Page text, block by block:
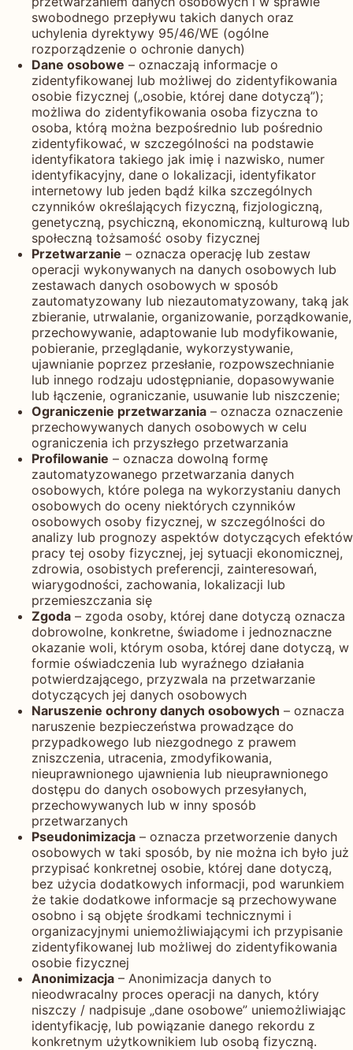
swobodnego przepływu takich danych oraz
uchylenia dyrektywy 95/46/WE (ogólne
rozporządzenie o ochronie danych)
Dane osobowe – oznaczają informacje o
zidentyfikowanej lub możliwej do zidentyfikowania
osobie fizycznej („osobie, której dane dotyczą”);
możliwa do zidentyfikowania osoba fizyczna to
osoba, którą można bezpośrednio lub pośrednio
zidentyfikować, w szczególności na podstawie
identyfikatora takiego jak imię i nazwisko, numer
identyfikacyjny, dane o lokalizacji, identyfikator
internetowy lub jeden bądź kilka szczególnych
czynników określających fizyczną, fizjologiczną,
genetyczną, psychiczną, ekonomiczną, kulturową lub
społeczną tożsamość osoby fizycznej
Przetwarzanie – oznacza operację lub zestaw
operacji wykonywanych na danych osobowych lub
zestawach danych osobowych w sposób
zautomatyzowany lub niezautomatyzowany, taką jak
zbieranie, utrwalanie, organizowanie, porządkowanie,
przechowywanie, adaptowanie lub modyfikowanie,
pobieranie, przeglądanie, wykorzystywanie,
ujawnianie poprzez przesłanie, rozpowszechnianie
lub innego rodzaju udostępnianie, dopasowywanie
lub łączenie, ograniczanie, usuwanie lub niszczenie;
Ograniczenie przetwarzania – oznacza oznaczenie
przechowywanych danych osobowych w celu
ograniczenia ich przyszłego przetwarzania
Profilowanie – oznacza dowolną formę
zautomatyzowanego przetwarzania danych
osobowych, które polega na wykorzystaniu danych
osobowych do oceny niektórych czynników
osobowych osoby fizycznej, w szczególności do
analizy lub prognozy aspektów dotyczących efektów
pracy tej osoby fizycznej, jej sytuacji ekonomicznej,
zdrowia, osobistych preferencji, zainteresowań,
wiarygodności, zachowania, lokalizacji lub
przemieszczania się
Zgoda – zgoda osoby, której dane dotyczą oznacza
dobrowolne, konkretne, świadome i jednoznaczne
okazanie woli, którym osoba, której dane dotyczą, w
formie oświadczenia lub wyraźnego działania
potwierdzającego, przyzwala na przetwarzanie
dotyczących jej danych osobowych
Naruszenie ochrony danych osobowych – oznacza
naruszenie bezpieczeństwa prowadzące do
przypadkowego lub niezgodnego z prawem
zniszczenia, utracenia, zmodyfikowania,
nieuprawnionego ujawnienia lub nieuprawnionego
dostępu do danych osobowych przesyłanych,
przechowywanych lub w inny sposób
przetwarzanych
Pseudonimizacja – oznacza przetworzenie danych
osobowych w taki sposób, by nie można ich było już
przypisać konkretnej osobie, której dane dotyczą,
bez użycia dodatkowych informacji, pod warunkiem
że takie dodatkowe informacje są przechowywane
osobno i są objęte środkami technicznymi i
organizacyjnymi uniemożliwiającymi ich przypisanie
zidentyfikowanej lub możliwej do zidentyfikowania
osobie fizycznej
Anonimizacja – Anonimizacja danych to
nieodwracalny proces operacji na danych, który
niszczy / nadpisuje „dane osobowe” uniemożliwiając
identyfikację, lub powiązanie danego rekordu z
konkretnym użytkownikiem lub osobą fizyczną.